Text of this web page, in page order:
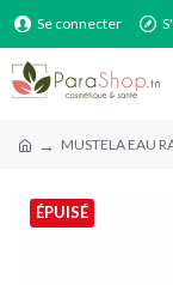
Se connecter
MUSTELA EAU
ÉPUISÉ